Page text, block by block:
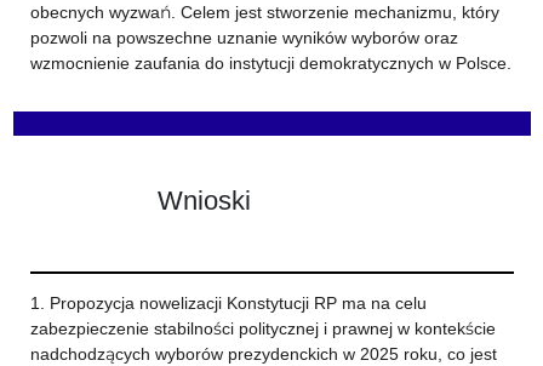
obecnych wyzwań. Celem jest stworzenie mechanizmu, który
pozwoli na powszechne uznanie wyników wyborów oraz
wzmocnienie zaufania do instytucji demokratycznych w Polsce.
Wnioski
1. Propozycja nowelizacji Konstytucji RP ma na celu
zabezpieczenie stabilności politycznej i prawnej w kontekście
nadchodzących wyborów prezydenckich w 2025 roku, co jest